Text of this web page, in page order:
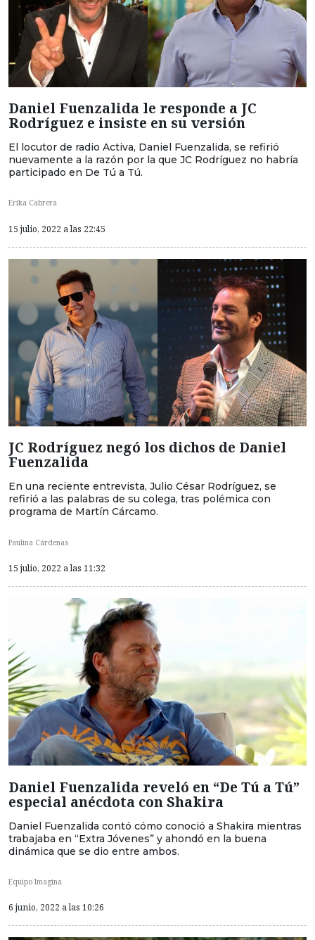
Daniel Fuenzalida le responde a JC
Rodríguez e insiste en su versión
El locutor de radio Activa, Daniel Fuenzalida, se refirió
nuevamente a la razón por la que JC Rodríguez no habría
participado en De Tú a Tú.
Erika Cabrera
15 julio, 2022 a las 22:45
JC Rodríguez negó los dichos de Daniel
Fuenzalida
En una reciente entrevista, Julio César Rodríguez, se
refirió a las palabras de su colega, tras polémica con
programa de Martín Cárcamo.
Paulina Cárdenas
15 julio, 2022 a las 11:32
Daniel Fuenzalida reveló en “De Tú a Tú”
especial anécdota con Shakira
Daniel Fuenzalida contó cómo conoció a Shakira mientras
trabajaba en “Extra Jóvenes” y ahondó en la buena
dinámica que se dio entre ambos.
Equipo Imagina
6 junio, 2022 a las 10:26